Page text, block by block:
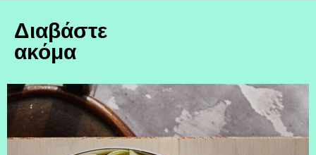
Διαβάστε
ακόμα